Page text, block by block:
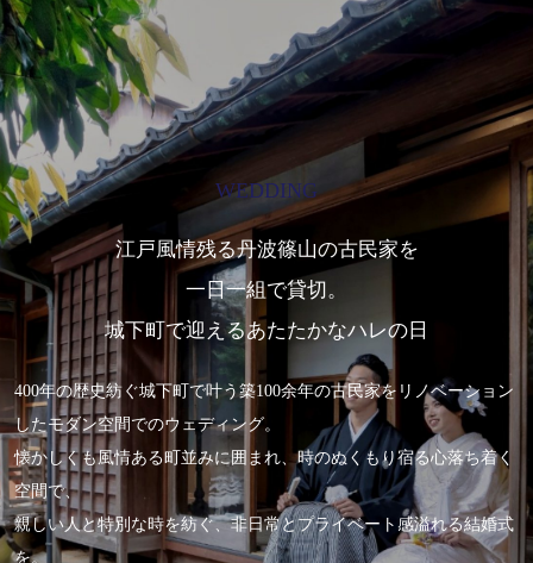
WEDDING
江戸風情残る丹波篠山の古民家を
一日一組で貸切。
城下町で迎えるあたたかなハレの日
400年の歴史紡ぐ城下町で叶う築100余年の古民家をリノベーション
したモダン空間でのウェディング。
懐かしくも風情ある町並みに囲まれ、時のぬくもり宿る心落ち着く
空間で、
親しい人と特別な時を紡ぐ、非日常とプライベート感溢れる結婚式
を。